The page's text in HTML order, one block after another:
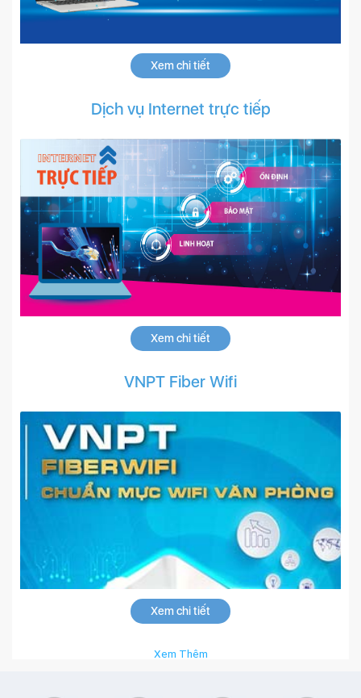
Xem chi tiết
Dịch vụ Internet trực tiếp
Xem chi tiết
VNPT Fiber Wifi
Xem chi tiết
Xem Thêm